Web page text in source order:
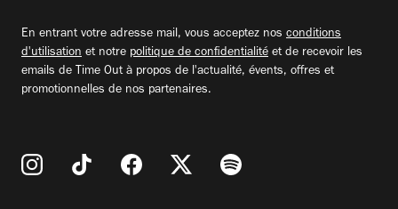
En entrant votre adresse mail, vous acceptez nos conditions
d'utilisation et notre politique de confidentialité et de recevoir les
emails de Time Out à propos de l'actualité, évents, offres et
promotionnelles de nos partenaires.